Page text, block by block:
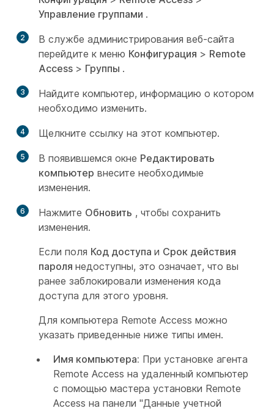
Управление группами .
2
В службе администрирования веб-сайта
перейдите к меню Конфигурация > Remote
Access > Группы .
3
Найдите компьютер, информацию о котором
необходимо изменить.
4 Щелкните ссылку на этот компьютер.
5 В появившемся окне Редактировать
компьютер внесите необходимые
изменения.
6 Нажмите Обновить , чтобы сохранить
изменения.
Если поля Код доступа и Срок действия
пароля недоступны, это означает, что вы
ранее заблокировали изменения кода
доступа для этого уровня.
Для компьютера Remote Access можно
указать приведенные ниже типы имен.
Имя компьютера: При установке агента
Remote Access на удаленный компьютер
с помощью мастера установки Remote
Access на панели "Данные учетной